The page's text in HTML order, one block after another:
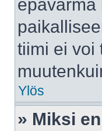
epävarma
tiimi ei voi
Ylös
» Miksi